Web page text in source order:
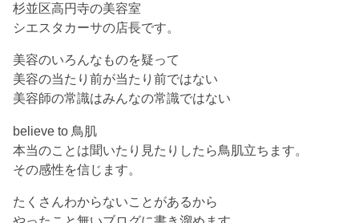
杉並区高円寺の美容室
シエスタカーサの店長です。
美容のいろんなものを疑って
美容の当たり前が当たり前ではない
美容師の常識はみんなの常識ではない
believe to 鳥肌
本当のことは聞いたり見たりしたら鳥肌立ちます。
その感性を信じます。
たくさんわからないことがあるから